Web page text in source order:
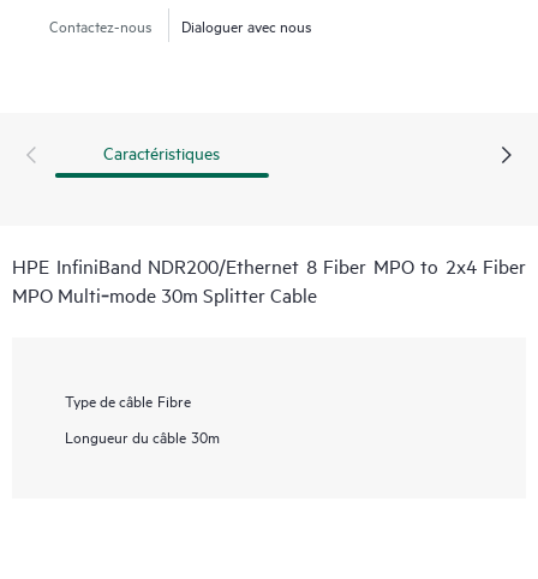
Contactez-nous Dialoguer avec nous
Caractéristiques
HPE InfiniBand NDR200/Ethernet 8 Fiber MPO to 2x4 Fiber
MPO Multi‑mode 30m Splitter Cable
Type de câble Fibre
Longueur du câble 30m